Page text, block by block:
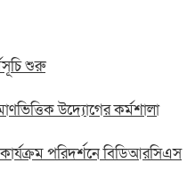
শুরু
উদ্যোগের কর্মশালা
পরিদর্শনে বিডিআরসিএস